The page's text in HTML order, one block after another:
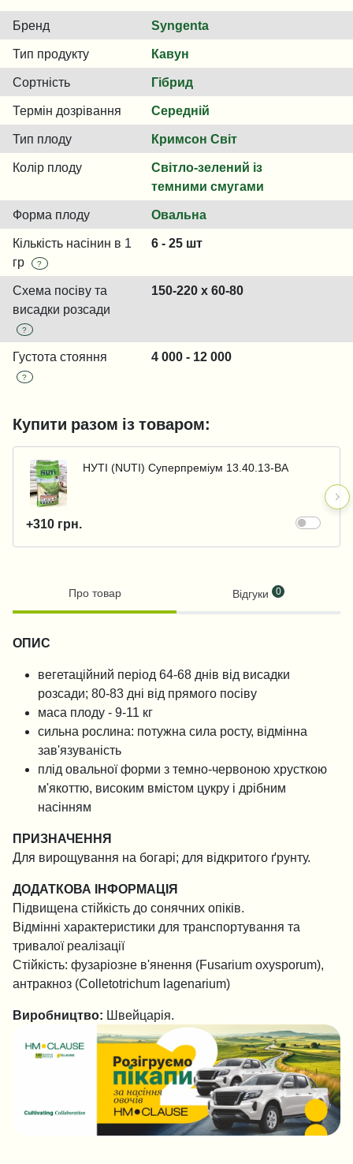
Бренд Syngenta
Тип продукту Кавун
Сортність Гібрид
Термін дозрівання Середній
Тип плоду Кримсон Світ
Колір плоду
Світло-зелений із
темними смугами
Форма плоду Овальна
Кількість насінин в 1
гр
?
6 - 25 шт
Схема посіву та
висадки розсади
?
150-220 x 60-80
Густота стояння
?
4 000 - 12 000
Купити разом із товаром:
НУТІ (NUTI) Суперпреміум 13.40.13-BA
+310 грн.
Про товар Відгуки 0
ОПИС
вегетаційний період 64-68 днів від висадки
розсади; 80-83 дні від прямого посіву
маса плоду - 9-11 кг
сильна рослина: потужна сила росту, відмінна
зав'язуваність
плід овальної форми з темно-червоною хрусткою
м'якоттю, високим вмістом цукру і дрібним
насінням
ПРИЗНАЧЕННЯ
Для вирощування на богарі; для відкритого ґрунту.
ДОДАТКОВА ІНФОРМАЦІЯ
Підвищена стійкість до сонячних опіків.
Відмінні характеристики для транспортування та
тривалої реалізації
Стійкість: фузаріозне в'янення (Fusarium oxysporum),
антракноз (Colletotrichum lаgеnаrіum)
Виробництво: Швейцарія.